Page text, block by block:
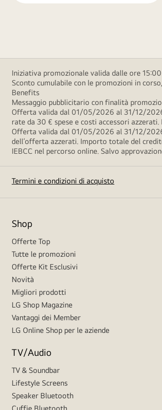
Iniziativa promozionale valida dalle ore
Sconto cumulabile con le promozioni in
Benefits
Messaggio pubblicitario con finalità
Offerta valida dal 01/05/2026 al 31/12/2026
rate da 30 € spese e costi accessori
Offerta valida dal 01/05/2026 al 31/12/2026
dell’offerta azzerati. Importo totale del
IEBCC nel percorso online. Salvo
Termini e condizioni di acquisto
Shop
Offerte Top
Tutte le promozioni
Offerte Kit Esclusivi
Novità
Migliori prodotti
LG Shop Magazine
Vantaggi dei Member
LG Online Shop per le aziende
TV/Audio
TV & Soundbar
Lifestyle Screens
Speaker Bluetooth